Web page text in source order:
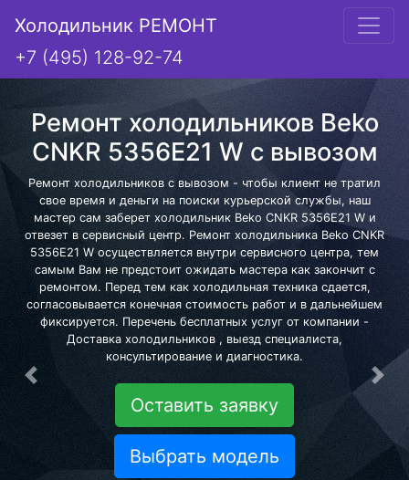
Холодильник РЕМОНТ
+7 (495) 128-92-74
Ремонт холодильников Beko
CNKR 5356E21 W с вывозом
Ремонт холодильников с вывозом - чтобы клиент не тратил
свое время и деньги на поиски курьерской службы, наш
мастер сам заберет холодильник Beko CNKR 5356E21 W и
отвезет в сервисный центр. Ремонт холодильника Beko CNKR
5356E21 W осуществляется внутри сервисного центра, тем
самым Вам не предстоит ожидать мастера как закончит с
ремонтом. Перед тем как холодильная техника сдается,
согласовывается конечная стоимость работ и в дальнейшем
фиксируется. Перечень бесплатных услуг от компании -
Доставка холодильников , выезд специалиста,
консультирование и диагностика.
Оставить заявку
Выбрать модель
Предыдущая